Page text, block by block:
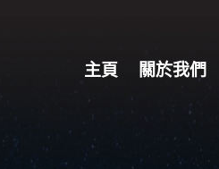
主頁 關於我們